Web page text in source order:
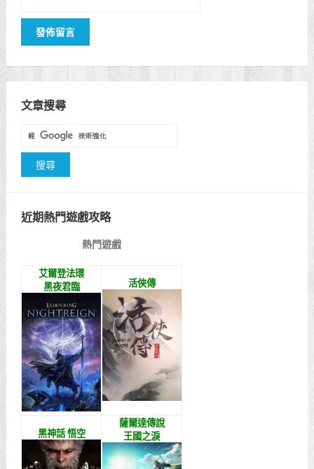
文章搜尋
近期熱門遊戲攻略
熱門遊戲
艾爾登法環
黑夜君臨
活俠傳
黑神話 悟空
薩爾達傳說
王國之淚